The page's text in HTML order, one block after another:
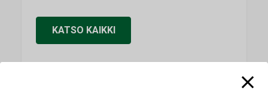
KATSO KAIKKI